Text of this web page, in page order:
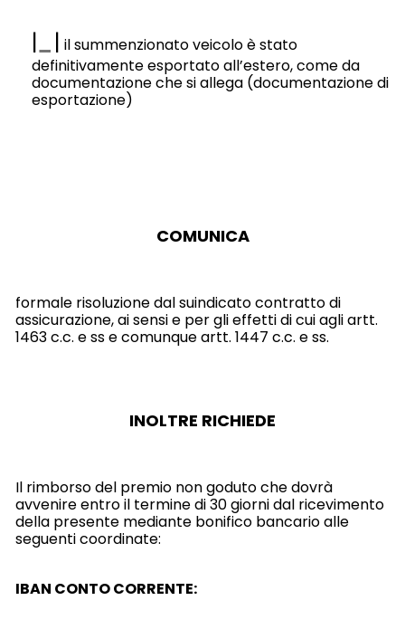
| | il summenzionato veicolo è stato
definitivamente esportato all’estero, come da
documentazione che si allega (documentazione di
esportazione)
COMUNICA
formale risoluzione dal suindicato contratto di
assicurazione, ai sensi e per gli effetti di cui agli artt.
1463 c.c. e ss e comunque artt. 1447 c.c. e ss.
INOLTRE RICHIEDE
Il rimborso del premio non goduto che dovrà
avvenire entro il termine di 30 giorni dal ricevimento
della presente mediante bonifico bancario alle
seguenti coordinate:
IBAN CONTO CORRENTE: